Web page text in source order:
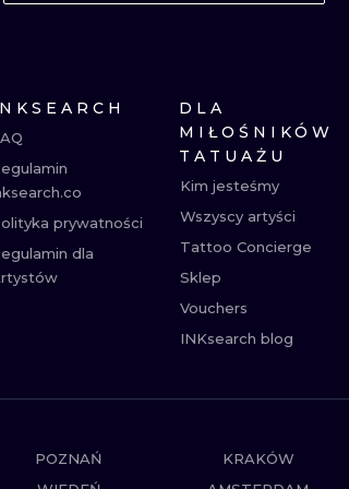
prywatności
dla
DLA
MIŁOŚNIKÓW
TATUAŻU
Kim jesteśmy
Wszyscy artyści
Tattoo Concierge
Sklep
Vouchers
INKsearch blog
POZNAŃ KRAKÓW